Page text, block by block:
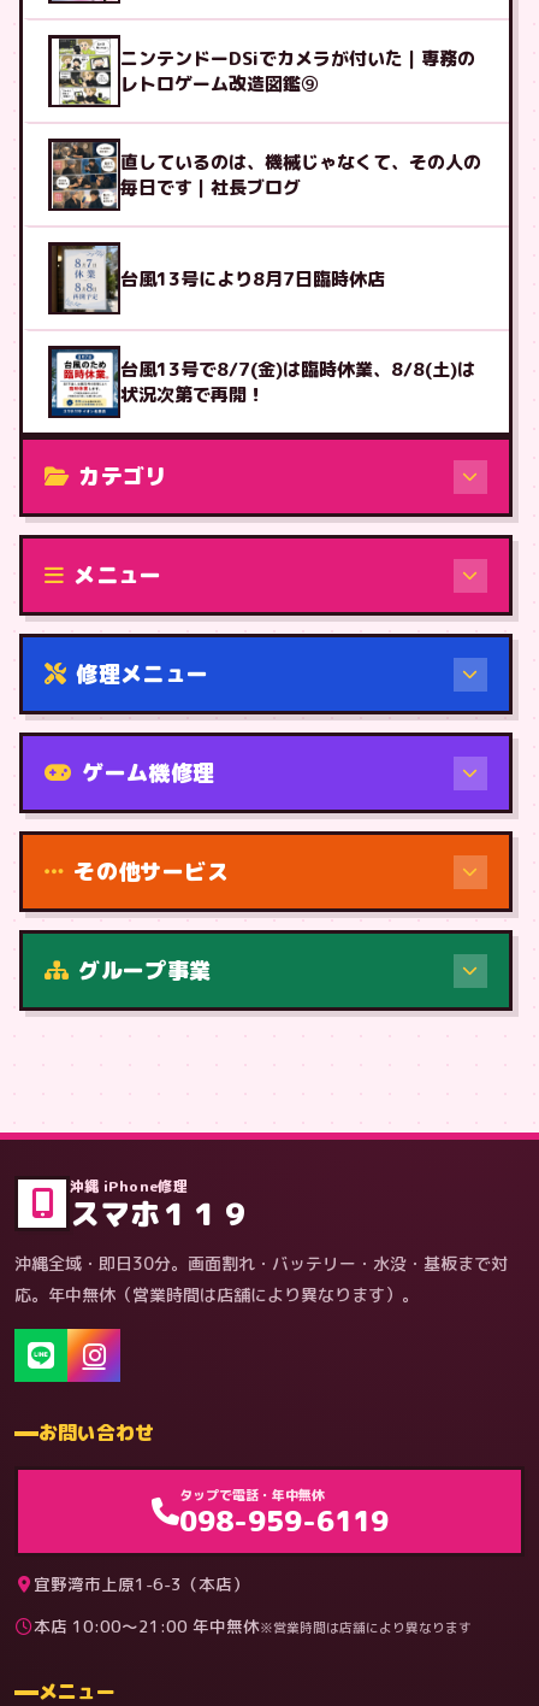
ニンテンドーDSiでカメラが付いた｜専務の
レトロゲーム改造図鑑⑨
直しているのは、機械じゃなくて、その人の
毎日です｜社長ブログ
台風13号により8月7日臨時休店
台風13号で8/7(金)は臨時休業、8/8(土)は
状況次第で再開！
カテゴリ
修理（機種から）
メニュー
修理メニュー
機種から
症状・内容から
料金
ゲーム機修理
その他サービス
グループ事業
沖縄 iPhone修理
スマホ１１９
沖縄全域・即日30分。画面割れ・バッテリー・水没・基板まで対
応。年中無休（営業時間は店舗により異なります）。
お問い合わせ
タップで電話・年中無休
098-959-6119
宜野湾市上原1-6-3（本店）
本店 10:00〜21:00 年中無休※営業時間は店舗により異なります
メニュー